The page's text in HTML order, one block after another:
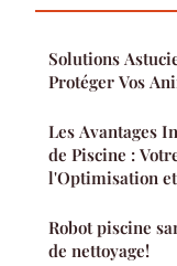
Solutions
Protéger Vos
Les Avantages
de Piscine :
l'Optimisation
Robot piscine
de nettoyage!